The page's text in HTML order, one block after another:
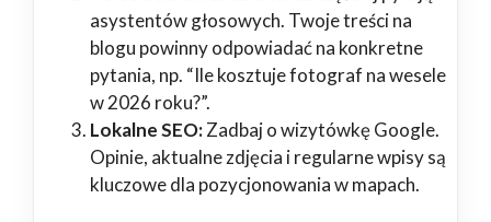
asystentów głosowych. Twoje treści na
blogu powinny odpowiadać na konkretne
pytania, np. “Ile kosztuje fotograf na wesele
w 2026 roku?”.
Lokalne SEO:Zadbaj o wizytówkę Google.
Opinie, aktualne zdjęcia i regularne wpisy są
kluczowe dla pozycjonowania w mapach.